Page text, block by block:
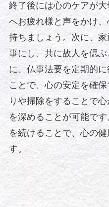
終了後には心のケアが
へお疲れ様と声をかけ
持ちましょう。次に、
事にし、共に故人を偲
に、仏事法要を定期的
ことで、心の安定を確
りや掃除をすることで
を深めることが可能で
を続けることで、心の
す。